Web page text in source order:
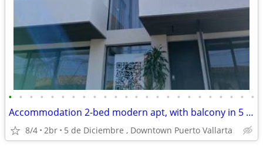
• • • • • • • • • • • • • • • • • • • • • • • •
Accommodation 2-bed modern apt, with balcony in 5 de Diciembre PV
8/4 2br 5 de Diciembre , Downtown Puerto Vallarta